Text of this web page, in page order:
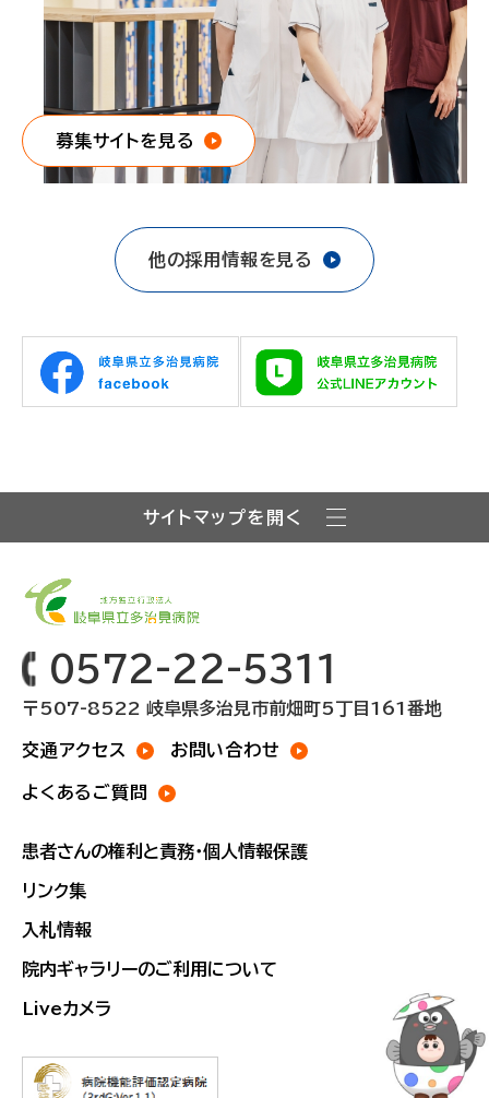
募集サイトを見る
他の採用情報を見る
サイトマップを開く
0572-22-5311
〒507-8522 岐阜県多治見市前畑町5丁目161番地
交通アクセス お問い合わせ
よくあるご質問
患者さんの権利と責務・個人情報保護
リンク集
入札情報
院内ギャラリーのご利用について
Liveカメラ